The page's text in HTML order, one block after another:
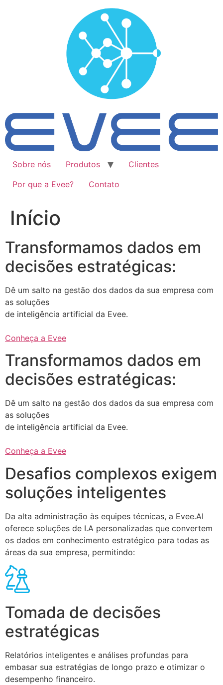
Sobre nós Produtos
Clientes
Por que a Evee?
Contato
Início
Transformamos dados em
decisões estratégicas:
Dê um salto na gestão dos dados da sua empresa com
as soluções
de inteligência artificial da Evee.
Conheça a Evee
Transformamos dados em
decisões estratégicas:
Dê um salto na gestão dos dados da sua empresa com
as soluções
de inteligência artificial da Evee.
Conheça a Evee
Desafios complexos exigem
soluções inteligentes
Da alta administração às equipes técnicas, a Evee.AI
oferece soluções de I.A personalizadas que convertem
os dados em conhecimento estratégico para todas as
áreas da sua empresa, permitindo:
Tomada de decisões
estratégicas
Relatórios inteligentes e análises profundas para
embasar sua estratégias de longo prazo e otimizar o
desempenho financeiro.